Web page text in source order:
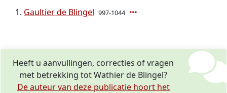
Gaultier de Blingel 997-1044
Heeft u aanvullingen, correcties of vragen
met betrekking tot Wathier de Blingel?
De auteur van deze publicatie hoort het